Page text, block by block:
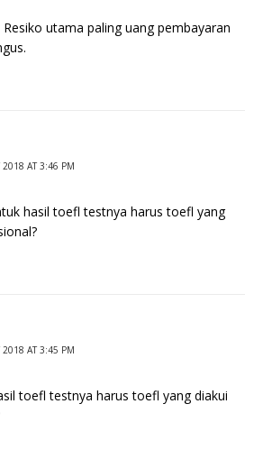
utama paling uang pembayaran
2018 AT 3:46 PM
hasil toefl testnya harus toefl yang
2018 AT 3:45 PM
toefl testnya harus toefl yang diakui